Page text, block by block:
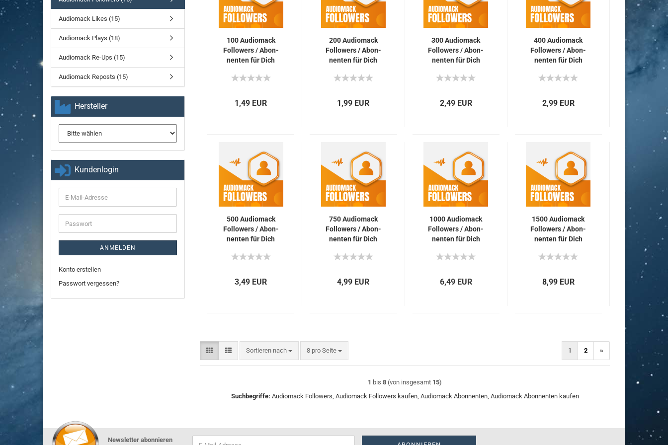
100 Au­dio­mack
Fol­lowers / Abon­
nen­ten für Dich
1,49 EUR
200 Au­dio­mack
Fol­lowers / Abon­
nen­ten für Dich
1,99 EUR
300 Au­dio­mack
Fol­lowers / Abon­
nen­ten für Dich
2,49 EUR
400 Au­dio­mack
Fol­lowers / Abon­
nen­ten für Dich
2,99 EUR
500 Au­dio­mack
Fol­lowers / Abon­
nen­ten für Dich
3,49 EUR
750 Au­dio­mack
Fol­lowers / Abon­
nen­ten für Dich
4,99 EUR
1000 Au­dio­mack
Fol­lowers / Abon­
nen­ten für Dich
6,49 EUR
1500 Au­dio­mack
Fol­lowers / Abon­
nen­ten für Dich
8,99 EUR
Sortieren nach
Sortieren nach 8 pro Seite
pro Seite 1 2 »
1 bis 8 (von insgesamt 15)
Suchbegriffe: Audiomack Followers, Audiomack Followers kaufen, Audiomack Abonnenten, Audiomack Abonnenten kaufen
Audiomack Likes (15)
Audiomack Plays (18)
Audiomack Re-Ups (15)
Audiomack Reposts (15)
Hersteller
Kundenlogin
E-
Mail-
Adresse
Passwort
ANMELDEN
Konto erstellen
Passwort vergessen?
Newsletter abonnieren